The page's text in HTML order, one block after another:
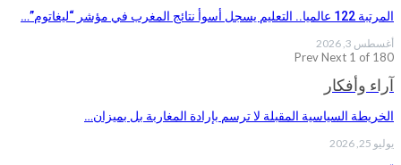
المرتبة 122 عالميا.. التعليم يسجل أسوأ نتائج المغرب في مؤشر “ليغاتوم”…
أغسطس 3, 2026
PrevNext 1 of 180
آراء وأفكار
الخريطة السياسية المقبلة لا ترسم بإرادة المغاربة بل بميزان…
يوليو 25, 2026